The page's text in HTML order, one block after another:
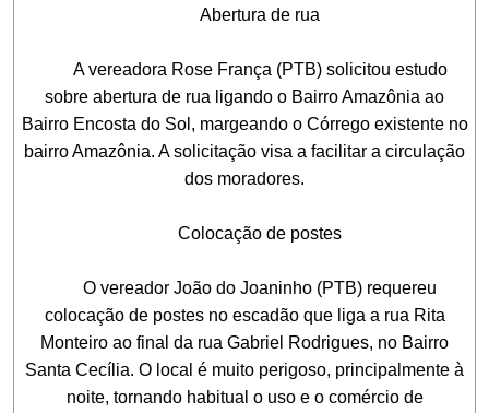
Abertura de rua
A vereadora Rose França (PTB) solicitou estudo
sobre abertura de rua ligando o Bairro Amazônia ao
Bairro Encosta do Sol, margeando o Córrego existente no
bairro Amazônia. A solicitação visa a facilitar a circulação
dos moradores.
Colocação de postes
O vereador João do Joaninho (PTB) requereu
colocação de postes no escadão que liga a rua Rita
Monteiro ao final da rua Gabriel Rodrigues, no Bairro
Santa Cecília. O local é muito perigoso, principalmente à
noite, tornando habitual o uso e o comércio de